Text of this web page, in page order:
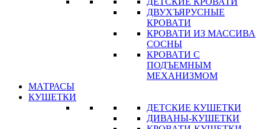
ДВУХЪЯРУСНЫЕ
КРОВАТИ
КРОВАТИ ИЗ МАССИВА
СОСНЫ
КРОВАТИ С
ПОДЪЕМНЫМ
МЕХАНИЗМОМ
МАТРАСЫ
КУШЕТКИ
ДЕТСКИЕ КУШЕТКИ
ДИВАНЫ-КУШЕТКИ